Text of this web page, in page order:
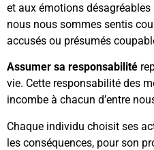
et aux émotions
nous nous sommes sentis
accusés ou présumés
Assumer sa responsabilité
vie. Cette responsabilité des
incombe à chacun d’entre
Chaque individu choisit ses
les conséquences, pour son